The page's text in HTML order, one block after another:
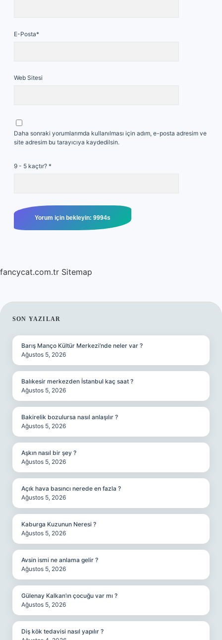
E-Posta*
Web Sitesi
Daha sonraki yorumlarımda kullanılması için adım, e-posta adresim ve
site adresim bu tarayıcıya kaydedilsin.
9 - 5 kaçtır? *
fancycat.com.tr Sitemap
SIDEBAR
SON YAZILAR
Barış Manço Kültür Merkezi’nde neler var ?
Ağustos 5, 2026
Balıkesir merkezden İstanbul kaç saat ?
Ağustos 5, 2026
Bakirelik bozulursa nasıl anlaşılır ?
Ağustos 5, 2026
Aşkın nasıl bir şey ?
Ağustos 5, 2026
Açık hava basıncı nerede en fazla ?
Ağustos 5, 2026
Kaburga Kuzunun Neresi ?
Ağustos 5, 2026
Avsin ismi ne anlama gelir ?
Ağustos 5, 2026
Gülenay Kalkan’ın çocuğu var mı ?
Ağustos 5, 2026
Diş kök tedavisi nasıl yapılır ?